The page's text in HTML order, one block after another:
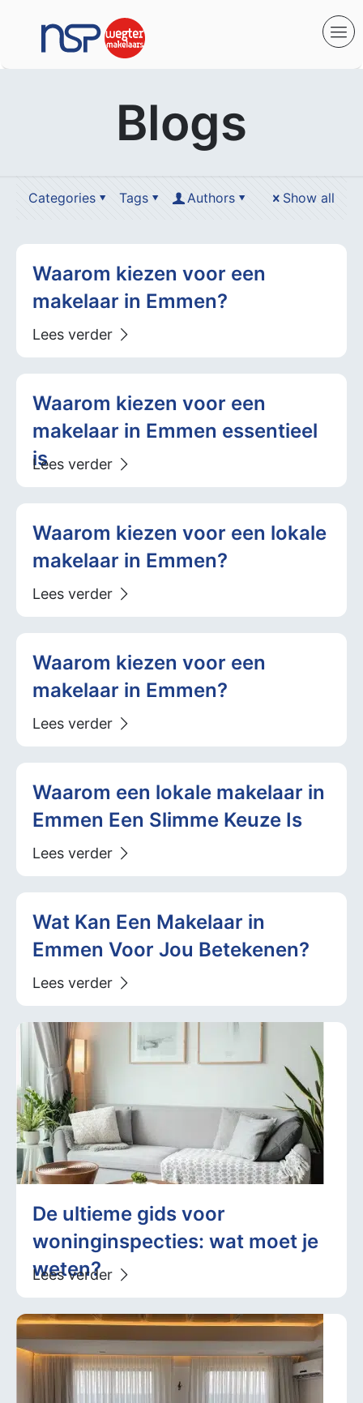
Blogs
Categories Tags Authors Show all
Waarom kiezen voor een
makelaar in Emmen?
Waarom kiezen voor een
makelaar in Emmen essentieel
is
Waarom kiezen voor een lokale
makelaar in Emmen?
Waarom kiezen voor een
makelaar in Emmen?
Waarom een lokale makelaar in
Emmen Een Slimme Keuze Is
Wat Kan Een Makelaar in
Emmen Voor Jou Betekenen?
De ultieme gids voor
woninginspecties: wat moet je
weten?